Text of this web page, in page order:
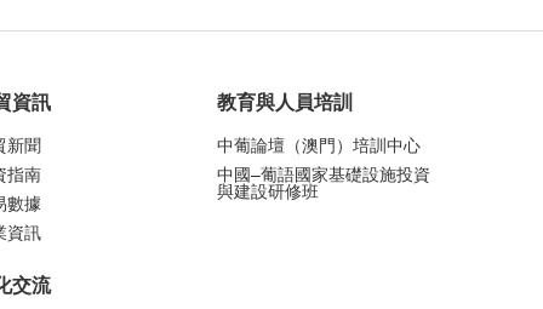
資訊
新聞
指南
數據
資訊
交流
教育與人員培訓
中葡論壇（澳門）培訓中心
中國–葡語國家基礎設施投資
與建設研修班